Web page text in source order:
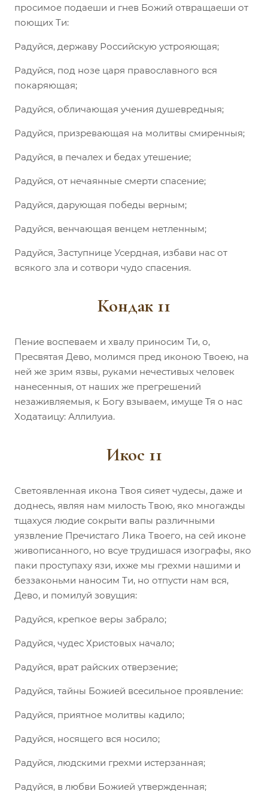
просимое подаеши и гнев Божий отвращаеши от
поющих Ти:
Радуйся, державу Российскую устрояющая;
Радуйся, под нозе царя православного вся
покаряющая;
Радуйся, обличающая учения душевредныя;
Радуйся, призревающая на молитвы смиренныя;
Радуйся, в печалех и бедах утешение;
Радуйся, от нечаянные смерти спасение;
Радуйся, дарующая победы верным;
Радуйся, венчающая венцем нетленным;
Радуйся, Заступнице Усердная, избави нас от
всякого зла и сотвори чудо спасения.
Кондак 11
Пение воспеваем и хвалу приносим Ти, о,
Пресвятая Дево, молимся пред иконою Твоею, на
ней же зрим язвы, руками нечестивых человек
нанесенныя, от наших же прегрешений
незаживляемыя, к Богу взываем, имуще Тя о нас
Ходатаицу: Аллилуиа.
Икос 11
Светоявленная икона Твоя сияет чудесы, даже и
доднесь, являя нам милость Твою, яко многажды
тщахуся людие сокрыти вапы различными
уязвление Пречистаго Лика Твоего, на сей иконе
живописанного, но всуе трудишася изографы, яко
паки проступаху язи, ихже мы грехми нашими и
беззаконьми наносим Ти, но отпусти нам вся,
Дево, и помилуй зовущия:
Радуйся, крепкое веры забрало;
Радуйся, чудес Христовых начало;
Радуйся, врат райских отверзение;
Радуйся, тайны Божией всесильное проявление:
Радуйся, приятное молитвы кадило;
Радуйся, носящего вся носило;
Радуйся, людскими грехми истерзанная;
Радуйся, в любви Божией утвержденная;